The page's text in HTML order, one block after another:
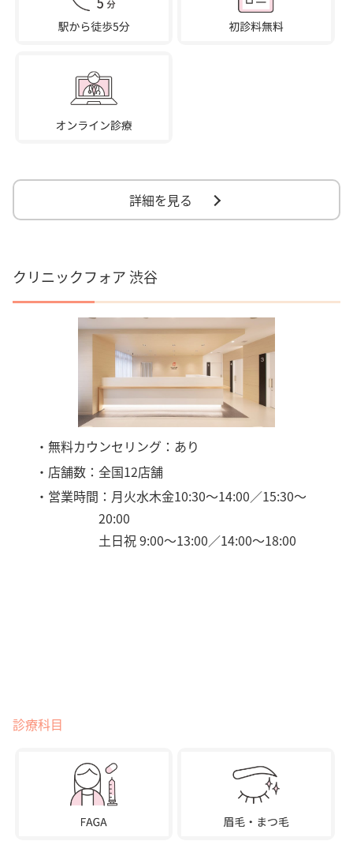
詳細を見る
クリニックフォア 渋谷
・無料カウンセリング：あり
・店舗数：全国12店舗
・営業時間：月火水木金10:30〜14:00／15:30〜
20:00
土日祝 9:00〜13:00／14:00〜18:00
診療科目